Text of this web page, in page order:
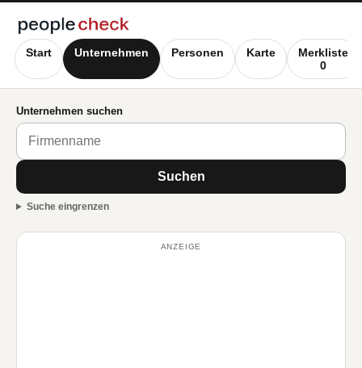
Start Unternehmen Personen Karte
Merkliste
0
Unternehmen suchen
Suchen
Suche eingrenzen
ANZEIGE